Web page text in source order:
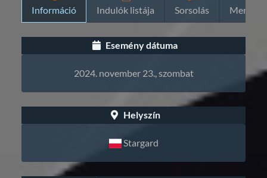
Információ Indulók listája Sorsolás
Esemény dátuma
2024. november 23., szombat
Helyszín
Stargard